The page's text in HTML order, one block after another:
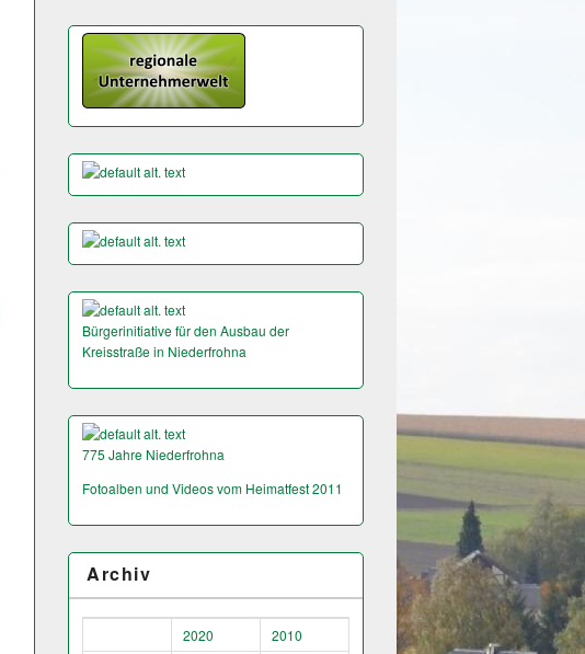
Bürgerinitiative für den Ausbau der
Kreisstraße in Niederfrohna
775 Jahre Niederfrohna
Fotoalben und Videos vom Heimatfest 2011
Archiv
2020
2010